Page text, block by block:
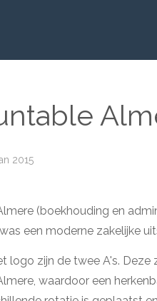
2015
(boekhouding en
een moderne zakelijke
logo zijn de twee A's.
waardoor een